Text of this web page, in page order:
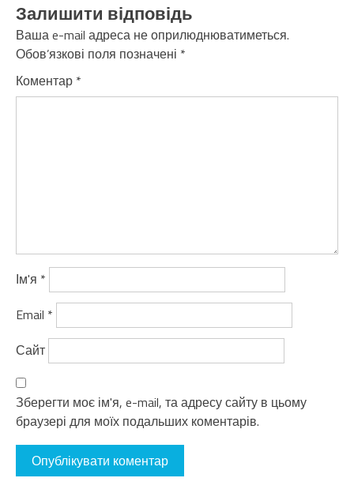
Залишити відповідь
Ваша e-mail адреса не оприлюднюватиметься.
Обов’язкові поля позначені *
Коментар *
Ім'я *
Email *
Сайт
Зберегти моє ім'я, e-mail, та адресу сайту в цьому
браузері для моїх подальших коментарів.